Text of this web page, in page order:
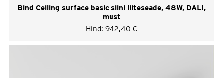
Bind Ceiling surface basic siini liiteseade, 48W, DALI,
must
Hind: 942,40 €